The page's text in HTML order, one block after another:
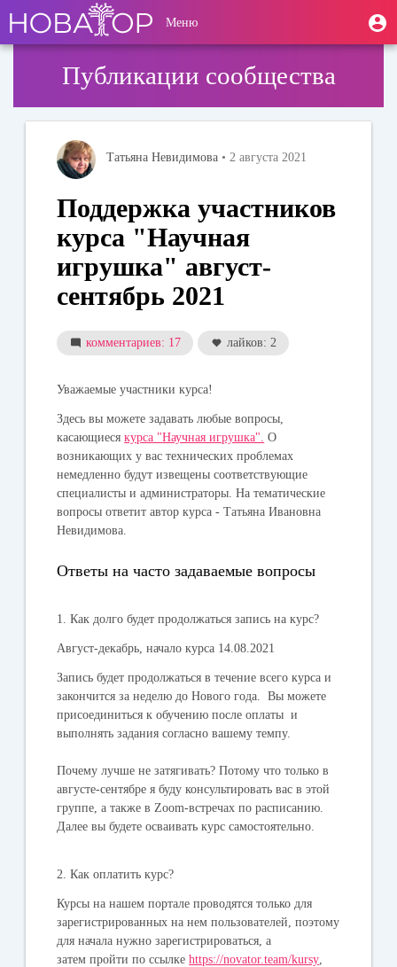
основному
содержанию
User
account
Меню
Публикации сообщества
Татьяна Невидимова • 2 августа 2021
Поддержка участников
курса "Научная
игрушка" август-
сентябрь 2021
комментариев: 17 лайков: 2
Уважаемые участники курса!
Здесь вы можете задавать любые вопросы,
касающиесякурса "Научная игрушка". О
возникающих у вас технических проблемах
немедленно будут извещены соответствующие
специалисты и администраторы. На тематические
вопросы ответит автор курса - Татьяна Ивановна
Невидимова.
Ответы на часто задаваемые вопросы
1. Как долго будет продолжаться запись на курс?
Август-декабрь, начало курса 14.08.2021
Запись будет продолжаться в течение всего курса и
закончится за неделю до Нового года. Вы можете
присоединиться к обучению после оплаты и
выполнять задания согласно вашему темпу.
Почему лучше не затягивать? Потому что только в
августе-сентябре я буду консультировать вас в этой
группе, а также в Zoom-встречах по расписанию.
Далее вы будете осваивать курс самостоятельно.
2. Как оплатить курс?
Курсы на нашем портале проводятся только для
зарегистрированных на нем пользователей, поэтому
для начала нужно зарегистрироваться, а
затем пройти по ссылкеhttps://novator.team/kursy